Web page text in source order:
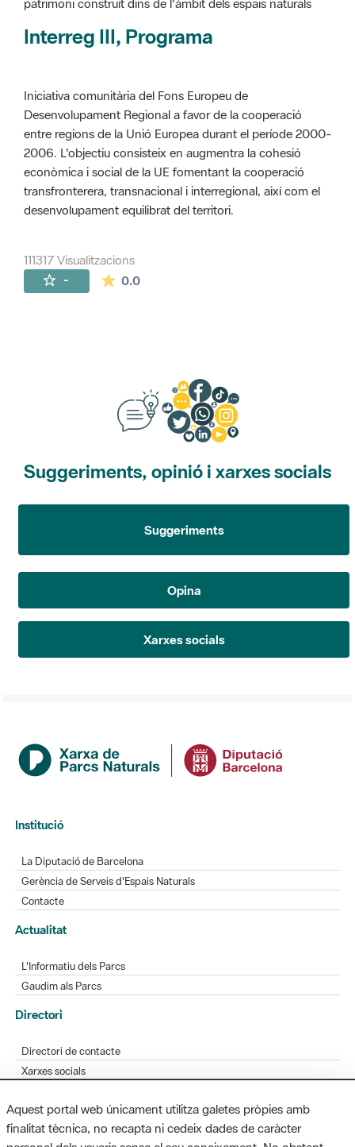
patrimoni construït dins de l'àmbit dels espais naturals
Interreg III, Programa
Iniciativa comunitària del Fons Europeu de
Desenvolupament Regional a favor de la cooperació
entre regions de la Unió Europea durant el període 2000-
2006. L'objectiu consisteix en augmentra la cohesió
econòmica i social de la UE fomentant la cooperació
transfronterera, transnacional i interregional, així com el
desenvolupament equilibrat del territori.
111317 Visualitzacions
- 0.0La mitjana de les valoracions és de 0
Suggeriments, opinió i xarxes socials
Suggeriments
Opina
Xarxes socials
Institució
La Diputació de Barcelona
Gerència de Serveis d'Espais Naturals
Contacte
Actualitat
L'Informatiu dels Parcs
Gaudim als Parcs
Directori
Directori de contacte
Xarxes socials
Bústia de suggeriments
Opineu sobre els parcs
Aquest portal web únicament utilitza galetes pròpies amb
finalitat tècnica, no recapta ni cedeix dades de caràcter